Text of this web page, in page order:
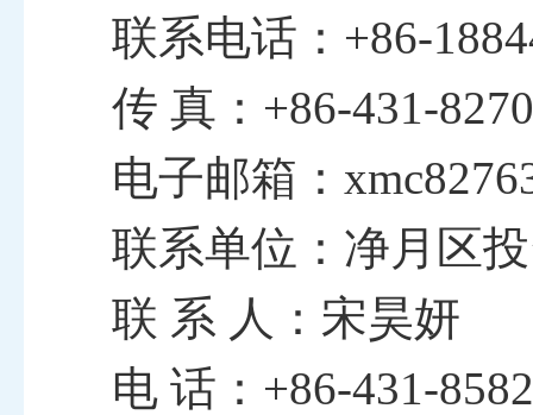
联系电话： +86-
传 真： +86-431-
电子邮箱：
联系单位：净月区
联 系 人：宋昊妍
电 话： +86-431-